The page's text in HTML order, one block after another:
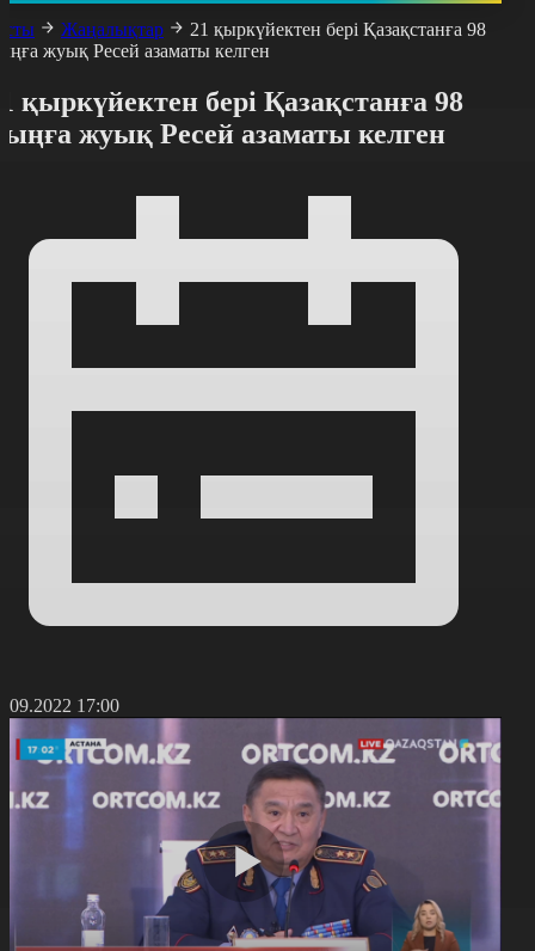
Жаңалықтар
21 қыркүйектен бері Қазақстанға 98
жуық Ресей азаматы келген
қыркүйектен бері Қазақстанға 98
жуық Ресей азаматы келген
17:00